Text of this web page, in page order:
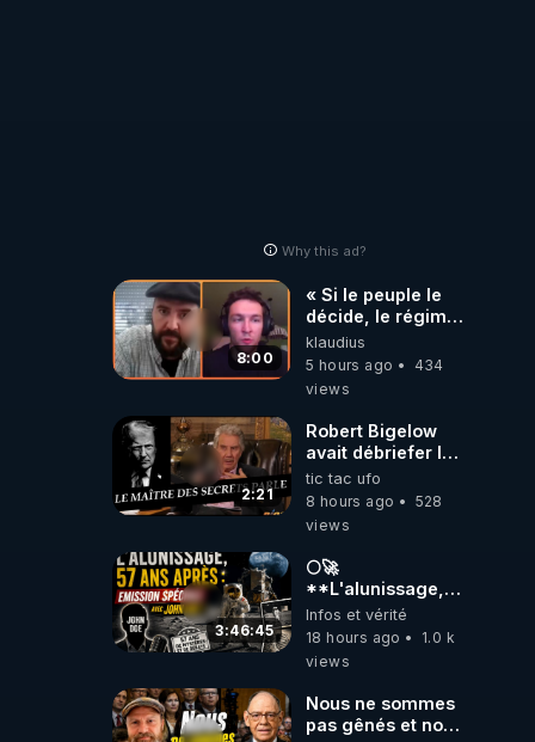
Why this ad?
8:00
« Si le peuple le
décide, le régime
peut tomber
demain ! »
klaudius
5 hours ago
434
views
2:21
Robert Bigelow
avait débriefer le
pédophile
génocidaire de
donald j trump
tic tac ufo
8 hours ago
528
views
3:46:45
🌕🚀
**L'alunissage,
57 ans après :
Émission spéciale
avec John Doe
Infos et vérité
18 hours ago
1.0 k
views
Nous ne sommes
pas gênés et nous